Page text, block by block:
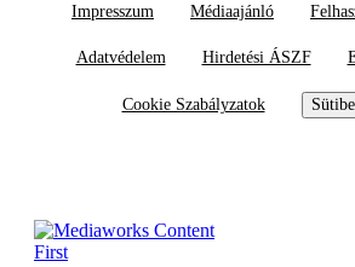
Impresszum Médiaajánló
Adatvédelem Hirdetési ÁSZF
Cookie Szabályzatok